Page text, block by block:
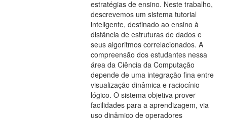
estratégias de ensino. Neste trabalho,
descrevemos um sistema tutorial
inteligente, destinado ao ensino à
distância de estruturas de dados e
seus algoritmos correlacionados. A
compreensão dos estudantes nessa
área da Ciência da Computação
depende de uma integração fina entre
visualização dinâmica e raciocínio
lógico. O sistema objetiva prover
facilidades para a aprendizagem, via
uso dinâmico de operadores